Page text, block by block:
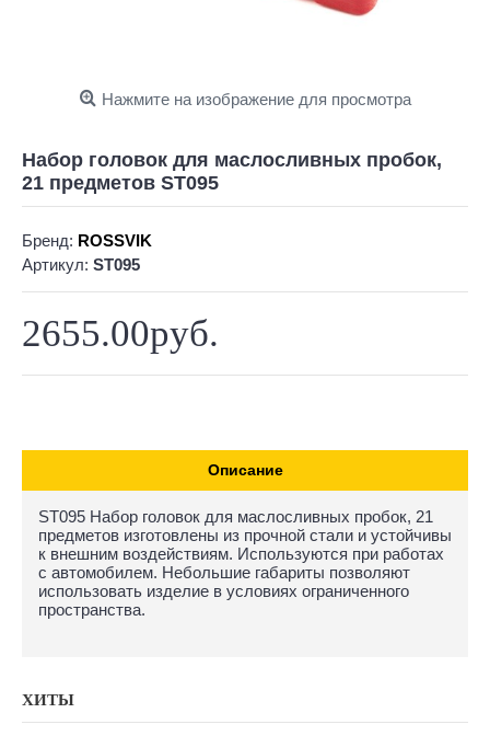
Нажмите на изображение для просмотра
Набор головок для маслосливных пробок,
21 предметов ST095
Бренд: ROSSVIK
Артикул: ST095
2655.00руб.
Описание
ST095 Набор головок для маслосливных пробок, 21
предметов изготовлены из прочной стали и устойчивы
к внешним воздействиям. Используются при работах
с автомобилем. Небольшие габариты позволяют
использовать изделие в условиях ограниченного
пространства.
ХИТЫ